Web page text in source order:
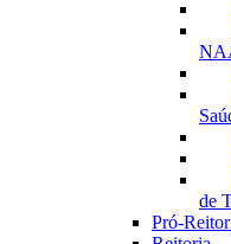
de
Pró-